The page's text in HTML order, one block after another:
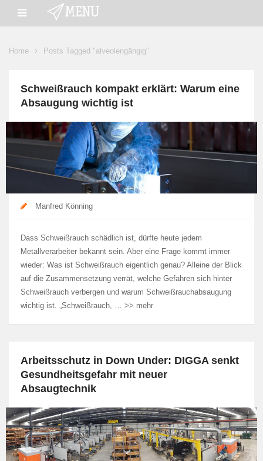
Home Posts Tagged "alveolengängig"
Schweißrauch kompakt erklärt: Warum eine
Absaugung wichtig ist
Manfred Könning
Dass Schweißrauch schädlich ist, dürfte heute jedem
Metallverarbeiter bekannt sein. Aber eine Frage kommt immer
wieder: Was ist Schweißrauch eigentlich genau? Alleine der Blick
auf die Zusammensetzung verrät, welche Gefahren sich hinter
Schweißrauch verbergen und warum Schweißrauchabsaugung
wichtig ist. „Schweißrauch, … >> mehr
Arbeitsschutz in Down Under: DIGGA senkt
Gesundheitsgefahr mit neuer
Absaugtechnik